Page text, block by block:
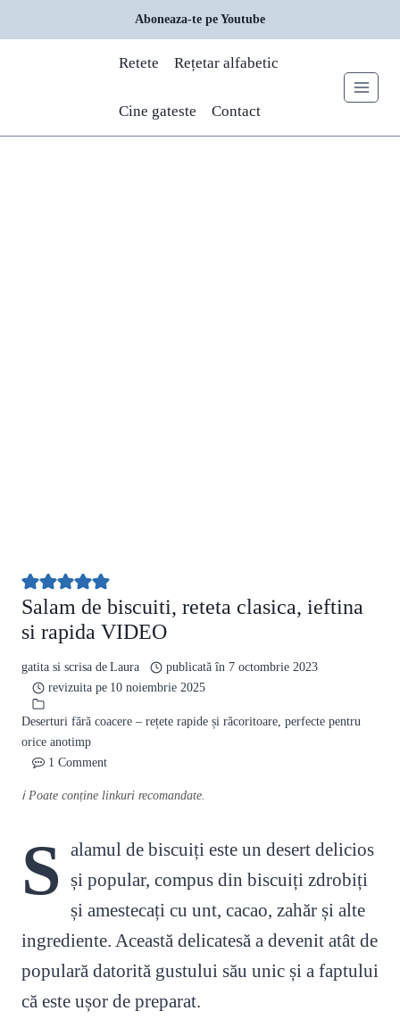
to
Aboneaza-te pe Youtube
Retete Rețetar alfabetic
Cine gateste Contact
Salam de biscuiti, reteta clasica, ieftina
si rapida VIDEO
gatita si scrisa deLaura publicată în 7 octombrie 2023
revizuita pe 10 noiembrie 2025
Deserturi fără coacere – rețete rapide și răcoritoare, perfecte pentru
orice anotimp
1 Comment
ℹ️ Poate conține linkuri recomandate.
S alamul de biscuiți este un desert delicios
și popular, compus din biscuiți zdrobiți
și amestecați cu unt, cacao, zahăr și alte
ingrediente. Această delicatesă a devenit atât de
populară datorită gustului său unic și a faptului
că este ușor de preparat.